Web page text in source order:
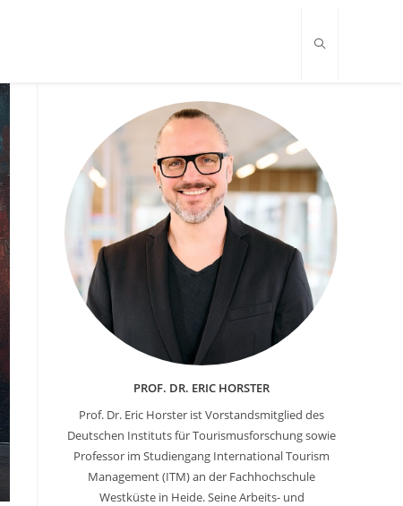
PROF. DR. ERIC HORSTER
Prof. Dr. Eric Horster ist Vorstandsmitglied des
Deutschen Instituts für Tourismusforschung sowie
Professor im Studiengang International Tourism
Management (ITM) an der Fachhochschule
Westküste in Heide. Seine Arbeits- und